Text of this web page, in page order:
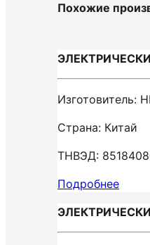
Похожие
Изготовитель:
Страна: Китай
ТНВЭД:
Подробнее